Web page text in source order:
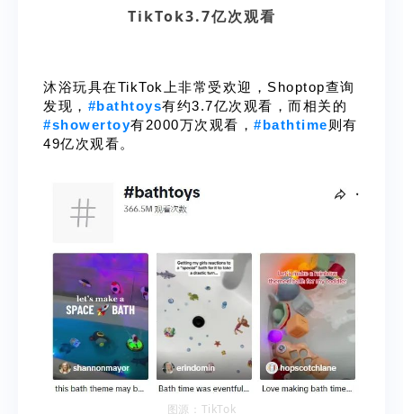
TikTok3.7亿次观看
沐浴玩具在TikTok上非常受欢迎，Shoptop查询
发现， #bathtoys有约3.7亿次观看，而相关的
#showertoy有2000万次观看， #bathtime则有
49亿次观看。
图源： TikTok